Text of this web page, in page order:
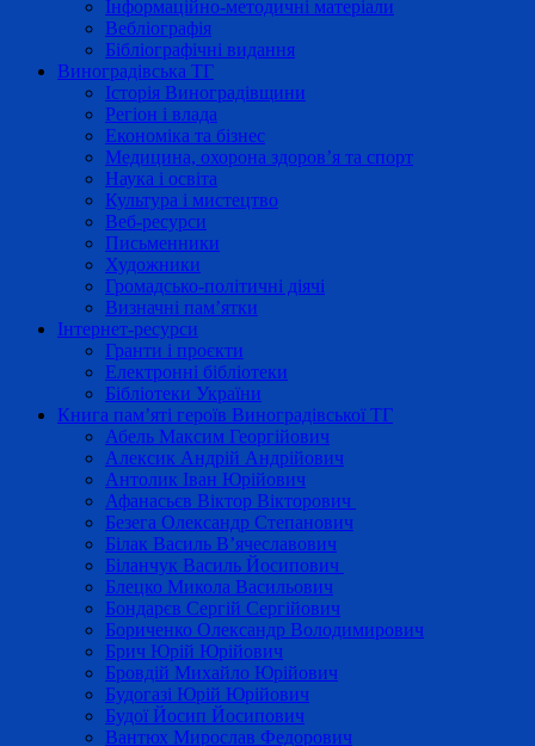
Інформаційно-методичні матеріали
Вебліографія
Бібліографічні видання
Виноградівська ТГ
Історія Виноградівщини
Регіон і влада
Економіка та бізнес
Медицина, охорона здоров’я та спорт
Наука і освіта
Культура і мистецтво
Веб-ресурси
Письменники
Художники
Громадсько-політичні діячі
Визначні пам’ятки
Інтернет-ресурси
Гранти і проєкти
Електронні бібліотеки
Бібліотеки України
Книга пам’яті героїв Виноградівської ТГ
Абель Максим Георгійович
Алексик Андрій Андрійович
Антолик Іван Юрійович
Афанасьєв Віктор Вікторович
Безега Олександр Степанович
Білак Василь В’ячеславович
Біланчук Василь Йосипович
Блецко Микола Васильович
Бондарєв Сергій Сергійович
Бориченко Олександр Володимирович
Брич Юрій Юрійович
Бровдій Михайло Юрійович
Будогазі Юрій Юрійович
Будої Йосип Йосипович
Вантюх Мирослав Федорович